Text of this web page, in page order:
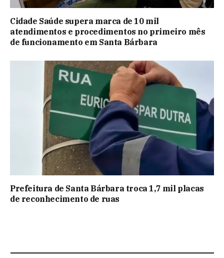
Cidade Saúde supera marca de 10 mil
atendimentos e procedimentos no primeiro mês
de funcionamento em Santa Bárbara
Prefeitura de Santa Bárbara troca 1,7 mil placas
de reconhecimento de ruas